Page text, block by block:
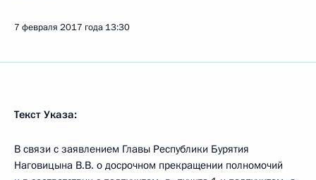
7 февраля 2017 года 13:30
Текст Указа:
В связи с заявлением Главы Республики Бурятия
Наговицына В.В. о досрочном прекращении полномочий